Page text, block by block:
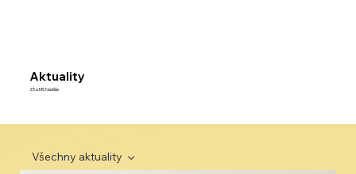
Aktuality
ZŠ a MŠ Naděje
Všechny aktuality